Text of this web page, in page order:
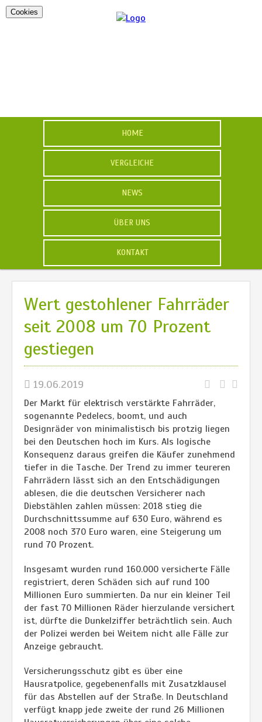
HOME
VERGLEICHE
NEWS
ÜBER UNS
KONTAKT
Wert gestohlener Fahrräder
seit 2008 um 70 Prozent
gestiegen
19.06.2019
Der Markt für elektrisch verstärkte Fahrräder,
sogenannte Pedelecs, boomt, und auch
Designräder von minimalistisch bis protzig liegen
bei den Deutschen hoch im Kurs. Als logische
Konsequenz daraus greifen die Käufer zunehmend
tiefer in die Tasche. Der Trend zu immer teureren
Fahrrädern lässt sich an den Entschädigungen
ablesen, die die deutschen Versicherer nach
Diebstählen zahlen müssen: 2018 stieg die
Durchschnittssumme auf 630 Euro, während es
2008 noch 370 Euro waren, eine Steigerung um
rund 70 Prozent.
Insgesamt wurden rund 160.000 versicherte Fälle
registriert, deren Schäden sich auf rund 100
Millionen Euro summierten. Da nur ein kleiner Teil
der fast 70 Millionen Räder hierzulande versichert
ist, dürfte die Dunkelziffer beträchtlich sein. Auch
der Polizei werden bei Weitem nicht alle Fälle zur
Anzeige gebraucht.
Versicherungsschutz gibt es über eine
Hausratpolice, gegebenenfalls mit Zusatzklausel
für das Abstellen auf der Straße. In Deutschland
verfügt knapp jede zweite der rund 26 Millionen
Cookies